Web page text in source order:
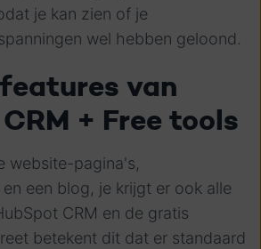
je kan zien of je
wel hebben geloond.
van
+ Free tools
website-pagina's,
een blog, je krijgt er ook alle
CRM en de gratis
betekent dit dat er standaard